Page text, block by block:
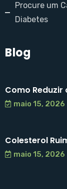
Procure um
Diabetes
Blog
Como Reduzir
maio 15, 2026
Colesterol
maio 15, 2026